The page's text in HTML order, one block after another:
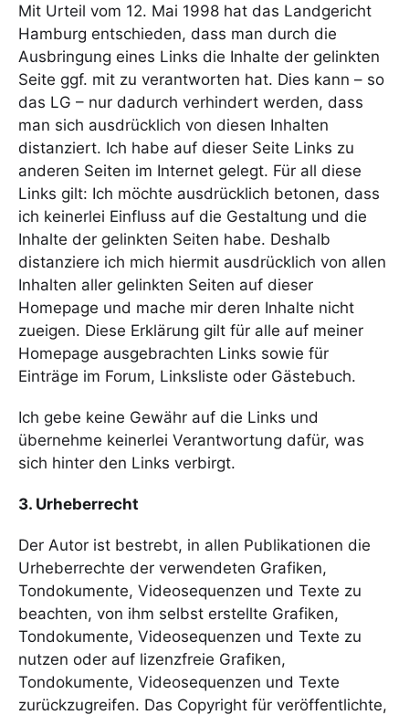
Mit Urteil vom 12. Mai 1998 hat das Landgericht
Hamburg entschieden, dass man durch die
Ausbringung eines Links die Inhalte der gelinkten
Seite ggf. mit zu verantworten hat. Dies kann – so
das LG – nur dadurch verhindert werden, dass
man sich ausdrücklich von diesen Inhalten
distanziert. Ich habe auf dieser Seite Links zu
anderen Seiten im Internet gelegt. Für all diese
Links gilt: Ich möchte ausdrücklich betonen, dass
ich keinerlei Einfluss auf die Gestaltung und die
Inhalte der gelinkten Seiten habe. Deshalb
distanziere ich mich hiermit ausdrücklich von allen
Inhalten aller gelinkten Seiten auf dieser
Homepage und mache mir deren Inhalte nicht
zueigen. Diese Erklärung gilt für alle auf meiner
Homepage ausgebrachten Links sowie für
Einträge im Forum, Linksliste oder Gästebuch.
Ich gebe keine Gewähr auf die Links und
übernehme keinerlei Verantwortung dafür, was
sich hinter den Links verbirgt.
3. Urheberrecht
Der Autor ist bestrebt, in allen Publikationen die
Urheberrechte der verwendeten Grafiken,
Tondokumente, Videosequenzen und Texte zu
beachten, von ihm selbst erstellte Grafiken,
Tondokumente, Videosequenzen und Texte zu
nutzen oder auf lizenzfreie Grafiken,
Tondokumente, Videosequenzen und Texte
zurückzugreifen. Das Copyright für veröffentlichte,